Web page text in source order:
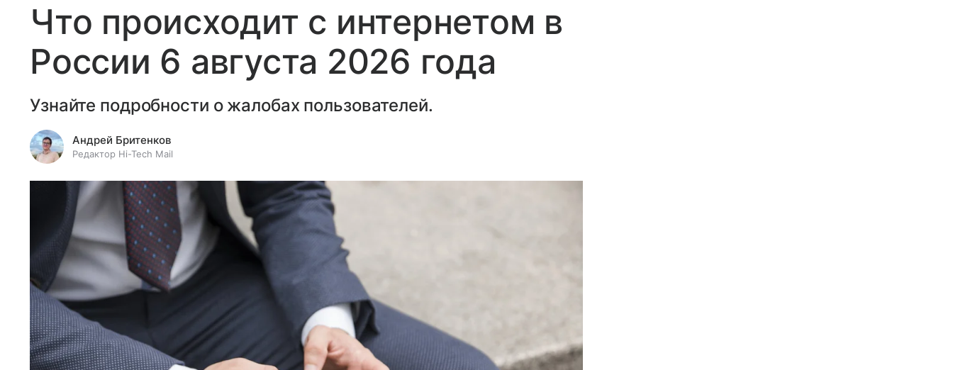
Что происходит с интернетом в
России 6 августа 2026 года
Узнайте подробности о жалобах пользователей.
Андрей Бритенков
Редактор Hi-Tech Mail